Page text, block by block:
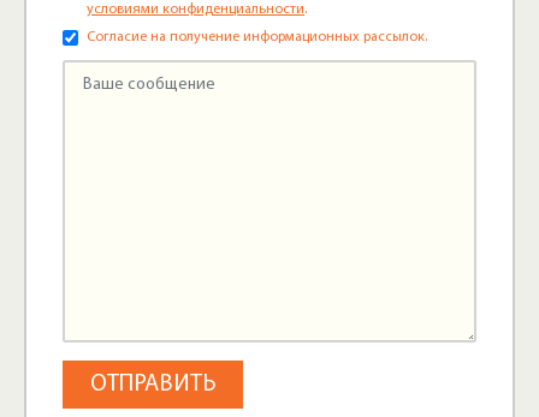
условиями конфиденциальности.
Согласие на получение информационных рассылок.